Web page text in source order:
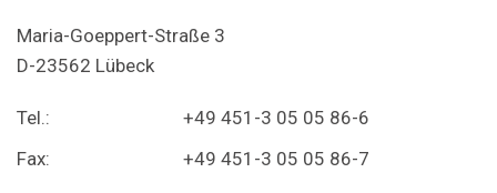
Maria-Goeppert-Straße 3
D-23562 Lübeck
Tel.:
+49 451-3 05 05 86-6
Fax:
+49 451-3 05 05 86-7